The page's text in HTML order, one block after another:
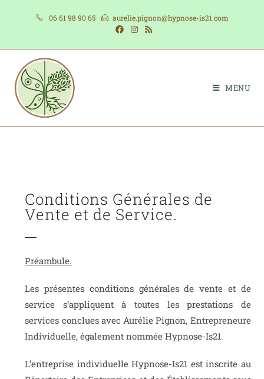
06 61 98 90 65 aurelie.pignon@hypnose-is21.com
MENU
Conditions Générales de
Vente et de Service.
Préambule.
Les présentes conditions générales de vente et de
service s’appliquent à toutes les prestations de
services conclues avec Aurélie Pignon, Entrepreneure
Individuelle, également nommée Hypnose-Is21.
L’entreprise individuelle Hypnose-Is21 est inscrite au